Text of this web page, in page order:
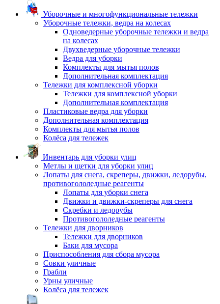
Уборочные и многофункциональные тележки
Уборочные тележки, ведра на колесах
Одноведерные уборочные тележки и ведра
на колесах
Двухведерные уборочные тележки
Ведра для уборки
Комплекты для мытья полов
Дополнительная комплектация
Тележки для комплексной уборки
Тележки для комплексной уборки
Дополнительная комплектация
Пластиковые ведра для уборки
Дополнительная комплектация
Комплекты для мытья полов
Колёса для тележек
Инвентарь для уборки улиц
Метлы и щетки для уборки улиц
Лопаты для снега, скреперы, движки, ледорубы,
противогололедные реагенты
Лопаты для уборки снега
Движки и движки-скреперы для снега
Скребки и ледорубы
Противогололедные реагенты
Тележки для дворников
Тележки для дворников
Баки для мусора
Приспособления для сбора мусора
Совки уличные
Грабли
Урны уличные
Колёса для тележек